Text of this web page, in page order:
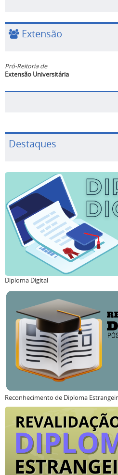
Extensão
Pró-Reitoria de
Extensão Universitária
Destaques
Diploma Digital
Reconhecimento de Diploma